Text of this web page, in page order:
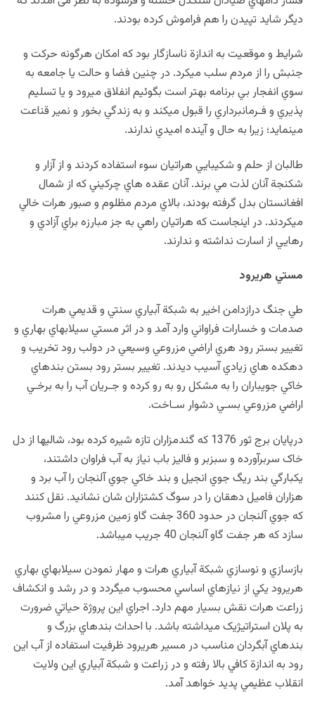
ديگر شايد تپيدن را هم فراموش کرده بودند.
شرايط و موقعيت به اندازة ناسازگار بود که امکان هرگونه حرکت و
جنبش را از مردم سلب می‏کرد. در چنين فضا و حالت يا جامعه به
سوي انفجار بي‏ برنامه بهتر است بگوئيم انفلاق مي‏رود و يا تسليم
پذيري و فـرمانبرداري را قبول می‏کند و به زندگي بخور و نمير قناعت
مي‏نمايد؛ زيرا به حال و آينده اميدي ندارند.
طالبان از حلم و شکيبايي هراتيان سوء استفاده کردند و از آزار و
شکنجة آنان لذت مي‏ برند. آنان عقده هاي چرکيني که از شمال
افغانستان بدل گرفته بودند، بالاي مردم مظلوم و صبور هرات خالي
می‏کردند. در اينجاست که هراتيان راهي به جز مبارزه براي آزادي و
رهايي از اسارت نداشته و ندارند.
مستي هريرود
طي جنگ درازدامن اخير به شبکة آبياري سنتي و قديمي هرات
صدمات و خسارات فراواني وارد آمد و در اثر مستي سيلاب‏هاي بهاري و
تغيير بستر رود هري اراضي مزروعي وسيعي در دولب رود تخريب و
دهکده هاي زيادي آسيب ديدند. تغيير بستر رود بستن بند‏هاي
خاکي جويباران را به مشکل رو به رو کرده و جـريان آب را به برخـي
اراضي مزروعي بسـي دشوار سـاخت.
درپايان برج ثور 1376 که گندمزاران تازه شيره کرده بود، شالي‏ها از دل
خاک سربرآورده و سبزبر و فاليز باب نياز به آب فراوان داشتند،
يکبارگي بند ريگ جوي انجيل و بند خاکي جوي آلنجان را آب برد و
هزاران فاميل دهقان را در سوگ کشتزاران شان نشانيد. نقل کنند
که جوي آلنجان در حدود 360 جفت گاو زمين مزروعي را مشروب
سازد که هر جفت گاو آلنجان 40 جريب می‏باشد.
بازسازي و نوسازي شبکة آبياري هرات و مهار نمودن سيلاب‏هاي بهاري
هريرود يکي از نيازهاي اساسي محسوب مي‏گردد و در رشد و انکشاف
زراعت هرات نقش بسيار مهم دارد. اجراي اين پروژة حياتي ضرورت
به پلان استراتيژيک مي‏داشته باشد. با احداث بندهاي بزرگ و
بندهاي آبگردان مناسب در مسير هريرود ظرفيت استفاده از آب اين
رود به اندازة کافي بالا رفته و در زراعت و شبکة آبياري اين ولايت
انقلاب عظيمي پديد خواهد آمد.